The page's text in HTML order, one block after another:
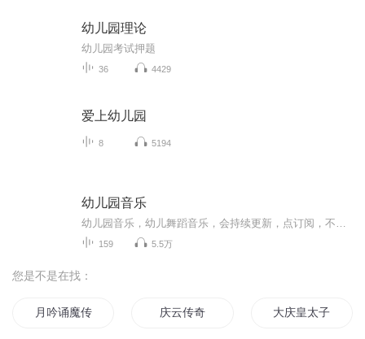
幼儿园理论
幼儿园考试押题
36 4429
爱上幼儿园
8 5194
幼儿园音乐
159 5.5万
您是不是在找：
月吟诵魔传 庆云传奇 大庆皇太子